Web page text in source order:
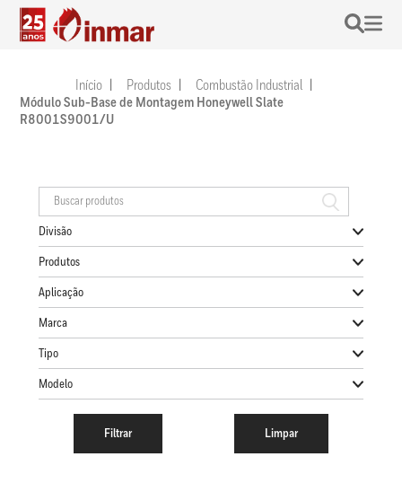
Início Produtos
Combustão Industrial
Módulo Sub-Base de Montagem Honeywell Slate
R8001S9001/U
Divisão
Produtos
Aplicação
Marca
Tipo
Modelo